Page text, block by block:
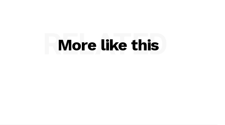
More like this
RELATED